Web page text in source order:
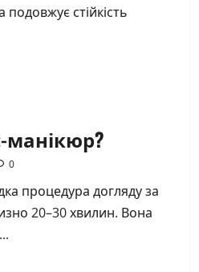
подовжує стійкість
манікюр?
0
процедура догляду за
20–30 хвилин. Вона